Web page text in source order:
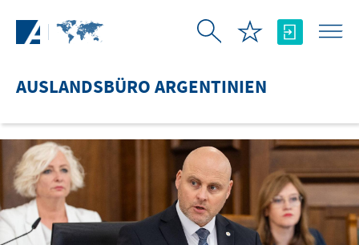
AUSLANDSBÜRO ARGENTINIEN